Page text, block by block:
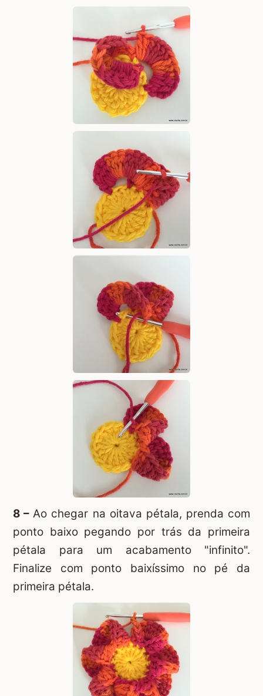
8 –Ao chegar na oitava pétala, prenda com
ponto baixo pegando por trás da primeira
pétala para um acabamento "infinito".
Finalize com ponto baixíssimo no pé da
primeira pétala.